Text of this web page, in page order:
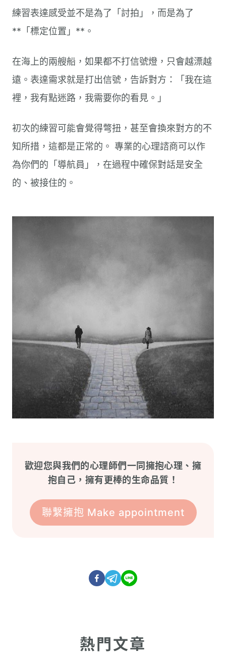
練習表達感受並不是為了「討拍」，而是為了
**「標定位置」**。
在海上的兩艘船，如果都不打信號燈，只會越漂越
遠。表達需求就是打出信號，告訴對方：「我在這
裡，我有點迷路，我需要你的看見。」
初次的練習可能會覺得彆扭，甚至會換來對方的不
知所措，這都是正常的。 專業的心理諮商可以作
為你們的「導航員」，在過程中確保對話是安全
的、被接住的。
歡迎您與我們的心理師們一同擁抱心理、擁
抱自己，擁有更棒的生命品質！
聯繫擁抱 Make appointment
熱門文章